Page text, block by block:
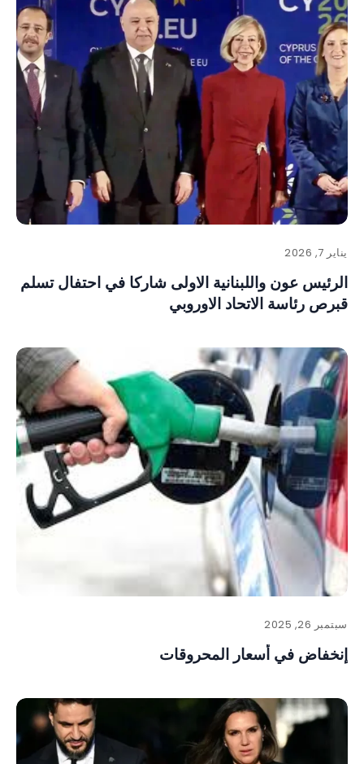
يناير 7, 2026
الرئيس عون واللبنانية الاولى شاركا في احتفال تسلم
قبرص رئاسة الاتحاد الاوروبي
سبتمبر 26, 2025
إنخفاض في أسعار المحروقات